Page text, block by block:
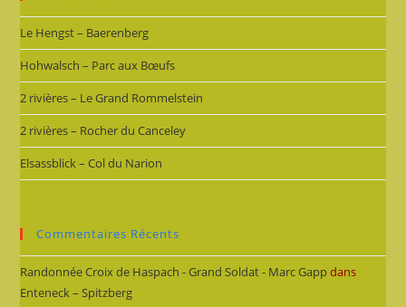
Le Hengst – Baerenberg
Hohwalsch – Parc aux Bœufs
2 rivières – Le Grand Rommelstein
2 rivières – Rocher du Canceley
Elsassblick – Col du Narion
Commentaires Récents
Randonnée Croix de Haspach - Grand Soldat - Marc Gappdans
Enteneck – Spitzberg